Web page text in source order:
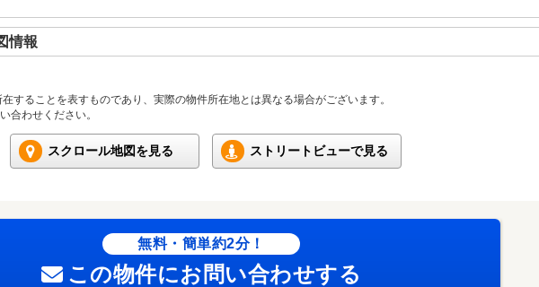
情報
することを表すものであり、実際の物件所在地とは異なる場合がございます。
合わせください。
スクロール地図を見る ストリートビューで見る
無料・簡単約2分！
この物件にお問い合わせする